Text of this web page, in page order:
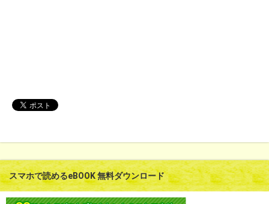
スマホで読めるeBOOK 無料ダウンロード